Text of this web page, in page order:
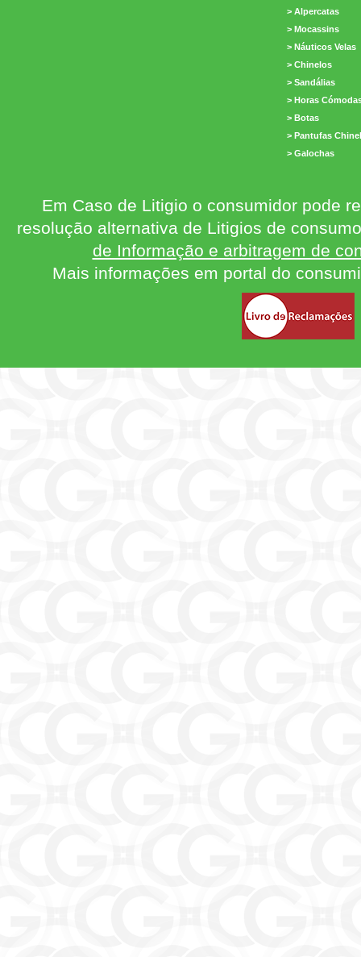
> Alpercatas
> Mocassins
> Náuticos Velas
> Chinelos
> Sandálias
> Horas
> Botas
> Pantufas
> Galochas
Em Caso de Litigio o consumidor pode
resolução alternativa de Litigios de
de Informação e arbitragem de
Mais informações em portal do